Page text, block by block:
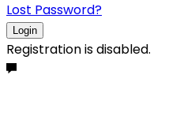
Lost Password?
Login
Registration is disabled.